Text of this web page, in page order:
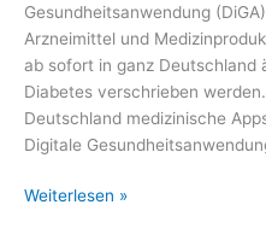
Gesundheitsanwendung
Arzneimittel und
ab sofort in ganz Deutschland
Diabetes verschrieben
Deutschland medizinische
Digitale
Diabetes-
Weiterlesen »